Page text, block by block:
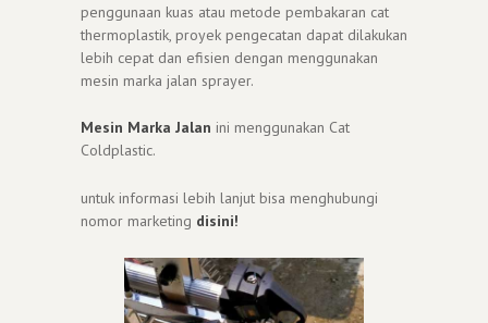
penggunaan kuas atau metode pembakaran cat
thermoplastik, proyek pengecatan dapat dilakukan
lebih cepat dan efisien dengan menggunakan
mesin marka jalan sprayer.
Mesin Marka Jalan ini menggunakan Cat
Coldplastic.
untuk informasi lebih lanjut bisa menghubungi
nomor marketing disini!